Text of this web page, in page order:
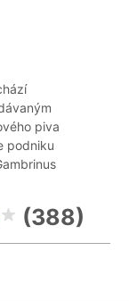
piva
podniku
(388)